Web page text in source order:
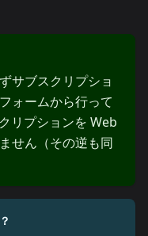
サブスクリプショ
ォームから行って
リプションを Web
せん（その逆も同